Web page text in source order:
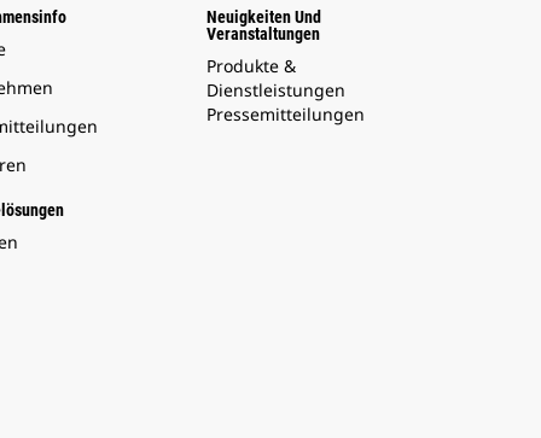
Neuigkeiten Und
Veranstaltungen
Produkte &
Dienstleistungen
Pressemitteilungen